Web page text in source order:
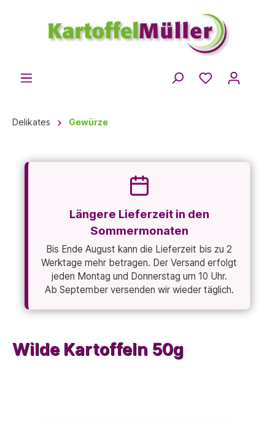
Delikates Gewürze
Längere Lieferzeit in den
Sommermonaten
Bis Ende August kann die Lieferzeit bis zu 2
Werktage mehr betragen. Der Versand erfolgt
jeden Montag und Donnerstag um 10 Uhr.
Ab September versenden wir wieder täglich.
Wilde Kartoffeln 50g